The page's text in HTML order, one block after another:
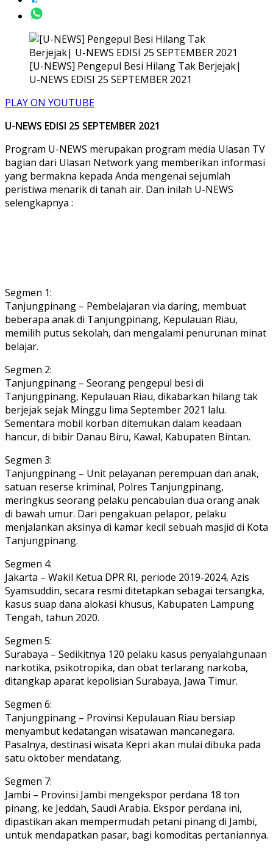
[U-NEWS] Pengepul Besi Hilang Tak Berjejak|
U-NEWS EDISI 25 SEPTEMBER 2021
PLAY ON YOUTUBE
U-NEWS EDISI 25 SEPTEMBER 2021
Program U-NEWS merupakan program media Ulasan TV
bagian dari Ulasan Network yang memberikan informasi
yang bermakna kepada Anda mengenai sejumlah
peristiwa menarik di tanah air. Dan inilah U-NEWS
selengkapnya :
Segmen 1:
Tanjungpinang – Pembelajaran via daring, membuat
beberapa anak di Tanjungpinang, Kepulauan Riau,
memilih putus sekolah, dan mengalami penurunan minat
belajar.
Segmen 2:
Tanjungpinang – Seorang pengepul besi di
Tanjungpinang, Kepulauan Riau, dikabarkan hilang tak
berjejak sejak Minggu lima September 2021 lalu.
Sementara mobil korban ditemukan dalam keadaan
hancur, di bibir Danau Biru, Kawal, Kabupaten Bintan.
Segmen 3:
Tanjungpinang – Unit pelayanan perempuan dan anak,
satuan reserse kriminal, Polres Tanjungpinang,
meringkus seorang pelaku pencabulan dua orang anak
di bawah umur. Dari pengakuan pelapor, pelaku
menjalankan aksinya di kamar kecil sebuah masjid di Kota
Tanjungpinang.
Segmen 4:
Jakarta – Wakil Ketua DPR RI, periode 2019-2024, Azis
Syamsuddin, secara resmi ditetapkan sebagai tersangka,
kasus suap dana alokasi khusus, Kabupaten Lampung
Tengah, tahun 2020.
Segmen 5:
Surabaya – Sedikitnya 120 pelaku kasus penyalahgunaan
narkotika, psikotropika, dan obat terlarang narkoba,
ditangkap aparat kepolisian Surabaya, Jawa Timur.
Segmen 6:
Tanjungpinang – Provinsi Kepulauan Riau bersiap
menyambut kedatangan wisatawan mancanegara.
Pasalnya, destinasi wisata Kepri akan mulai dibuka pada
satu oktober mendatang.
Segmen 7:
Jambi – Provinsi Jambi mengekspor perdana 18 ton
pinang, ke Jeddah, Saudi Arabia. Ekspor perdana ini,
dipastikan akan mempermudah petani pinang di Jambi,
untuk mendapatkan pasar, bagi komoditas pertaniannya.